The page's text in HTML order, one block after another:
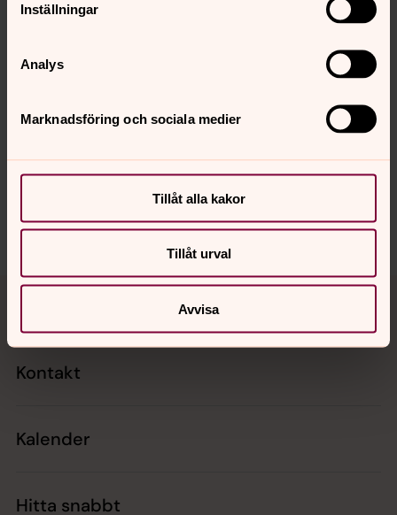
Inställningar
Analys
Marknadsföring och sociala medier
Tillåt alla kakor
Tillåt urval
Avvisa
Synpunkter eller frågor på sidans
sorsele.forsamling@svenskakyrkan.se
Tillbaka till toppen
Tillbaka till innehållet
Kontakt
Kalender
Hitta snabbt